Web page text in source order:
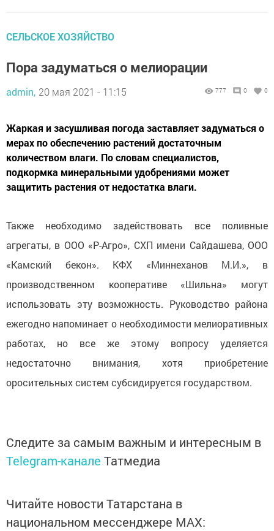
СЕЛЬСКОЕ ХОЗЯЙСТВО
Пора задуматься о мелиорации
admin, 20 мая 2021 - 11:15 777 0 0
Жаркая и засушливая погода заставляет задуматься о
мерах по обеспечению растений достаточным
количеством влаги. По словам специалистов,
подкормка минеральными удобрениями может
защитить растения от недостатка влаги.
Также необходимо задействовать все поливные
агрегаты, в ООО «Р-Агро», СХП имени Сайдашева, ООО
«Камский бекон». КФХ «Миннеханов М.И.», в
производственном кооперативе «Шильна» могут
использовать эту возможность. Руководство района
ежегодно напоминает о необходимости мелиоративных
работах, но все же этому вопросу уделяется
недостаточно внимания, хотя приобретение
оросительных систем субсидируется государством.
Следите за самым важным и интересным в
Telegram-канале Татмедиа
Читайте новости Татарстана в
национальном мессенджере MАХ: